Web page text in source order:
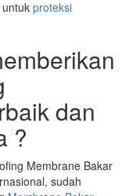
proteksi
dan
?
Membrane Bakar
sudah